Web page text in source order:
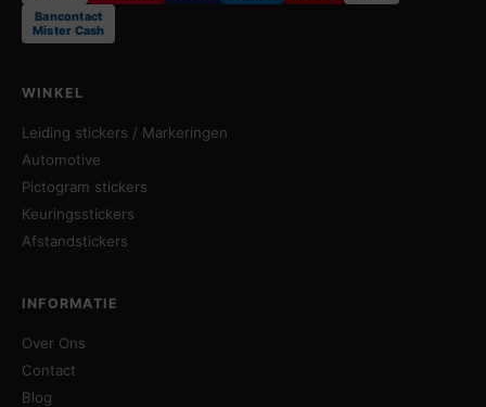
Bancontact
Mister Cash
WINKEL
Leiding stickers / Markeringen
Automotive
Pictogram stickers
Keuringsstickers
Afstandstickers
INFORMATIE
Over Ons
Contact
Blog